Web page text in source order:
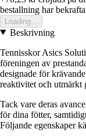
bestallning har
Loading...
Beskrivning
Tennisskor Asics
föreningen av
designade för
reaktivitet och utmärkt
Tack vare deras
för dina fötter,
Följande egenskaper